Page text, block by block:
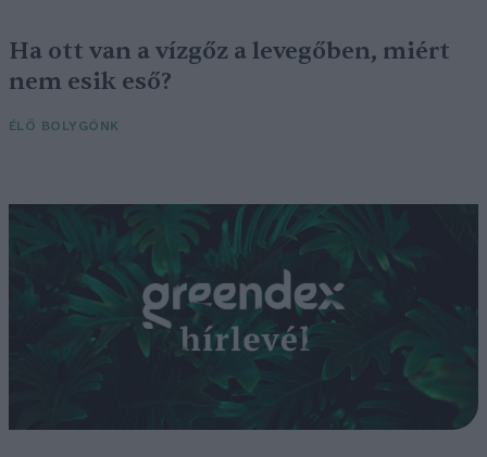
Ha ott van a vízgőz a levegőben, miért
nem esik eső?
ÉLŐ BOLYGÓNK